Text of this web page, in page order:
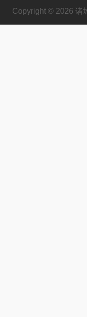
Copyright © 2026 诸